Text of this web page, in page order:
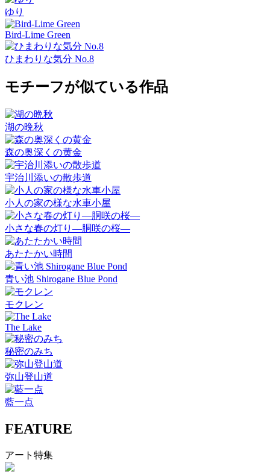
ゆり
Bird-Lime Green
ひまわりな気分 No.8
モチーフが似ている作品
湖の晩秋
森の奥深くの黄金
宇治川添いの散歩道
小人の家の様な水車小屋
小さな春の灯り―胴咲の桜―
あたたかい時間
青い池 Shirogane Blue Pond
モクレン
The Lake
秘密のみち
弥山登山道
藍一点
FEATURE
アート特集